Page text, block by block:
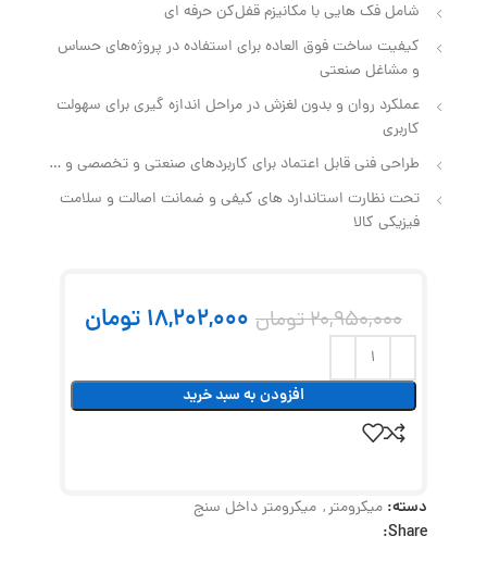
شامل فک‌ هایی با مکانیزم قفل‌کن حرفه‌ ای
کیفیت ساخت فوق‌ العاده برای استفاده در پروژه‌های حساس
و مشاغل صنعتی
عملکرد روان و بدون لغزش در مراحل اندازه‌ گیری برای سهولت
کاربری
طراحی فنی قابل اعتماد برای کاربردهای صنعتی و تخصصی و …
تحت نظارت استاندارد های کیفی و ضمانت اصالت و سلامت
فیزیکی کالا
20,950,000تومان 18,202,000 تومان
افزودن به سبد خرید
دسته: میکرومتر, میکرومتر داخل سنج
Share: